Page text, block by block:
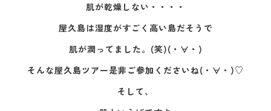
肌が乾燥しない・・・・
屋久島は湿度がすごく高い島だそうで
肌が潤ってました。(笑)(・∀・)
そんな屋久島ツアー是非ご参加くださいね(・∀・)♡
そして、